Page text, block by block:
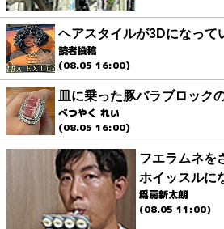
ヘアスタイルが3Dになって
読者投稿
(08.05 16:00)
皿に乗った豚バラブロック
べつやく れい
(08.05 16:00)
フエラムネを
ホイッスルに
爲房新太朗
(08.05 11:00)